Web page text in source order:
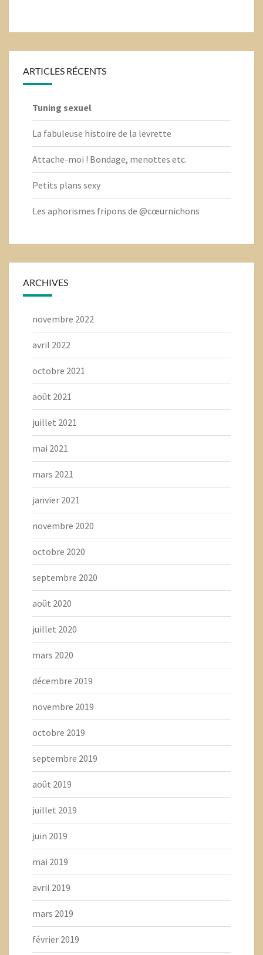
ARTICLES RÉCENTS
Tuning sexuel
La fabuleuse histoire de la levrette
Attache-moi ! Bondage, menottes etc.
Petits plans sexy
Les aphorismes fripons de @cœurnichons
ARCHIVES
novembre 2022
avril 2022
octobre 2021
août 2021
juillet 2021
mai 2021
mars 2021
janvier 2021
novembre 2020
octobre 2020
septembre 2020
août 2020
juillet 2020
mars 2020
décembre 2019
novembre 2019
octobre 2019
septembre 2019
août 2019
juillet 2019
juin 2019
mai 2019
avril 2019
mars 2019
février 2019